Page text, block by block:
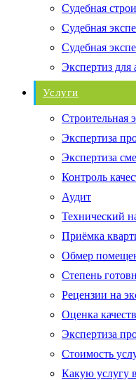
Судебная
Судебная
Судебная
Экспертиз для
Услуги
Строительная
Экспертиза
Экспертиза
Контроль
Аудит
Технический
Приёмка
Обмер
Степень
Рецензии на
Оценка
Экспертиза
Стоимость
Какую услугу